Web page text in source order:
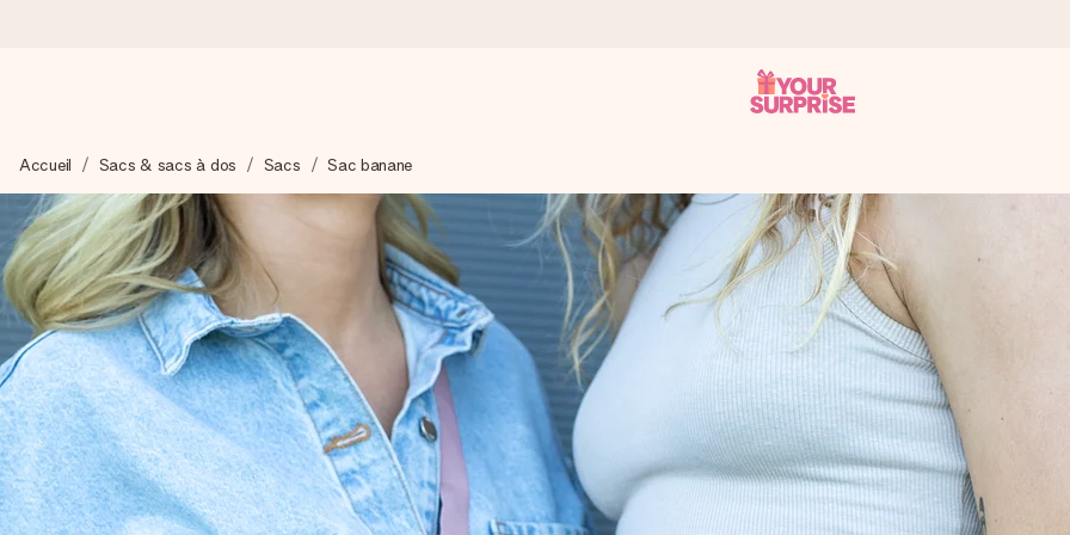
Nous préparons votre cadeau avec attention et l’envoyons en un éclair – pour que vous puissiez l’offrir au bon moment, quand
4,9 (sur la base de +15 000 avis)
Nos cadeaux sont appréciés. Les clients nous attribuent une note de 4,9 sur Google Reviews (total de tous les pays où nous
Carte de vœux gratuite
Créez quelque chose d’unique en quelques étapes – avec son prénom, votre photo ou un message qui touche le cœur. Sans
Accueil Sacs & sacs à dos Sacs Sac banane